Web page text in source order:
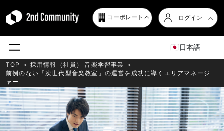
コーポレート ログイン
日本語
TOP ＞ 採用情報（社員） 音楽学習事業 ＞
前例のない「次世代型音楽教室」の運営を成功に導くエリアマネージ
ャー